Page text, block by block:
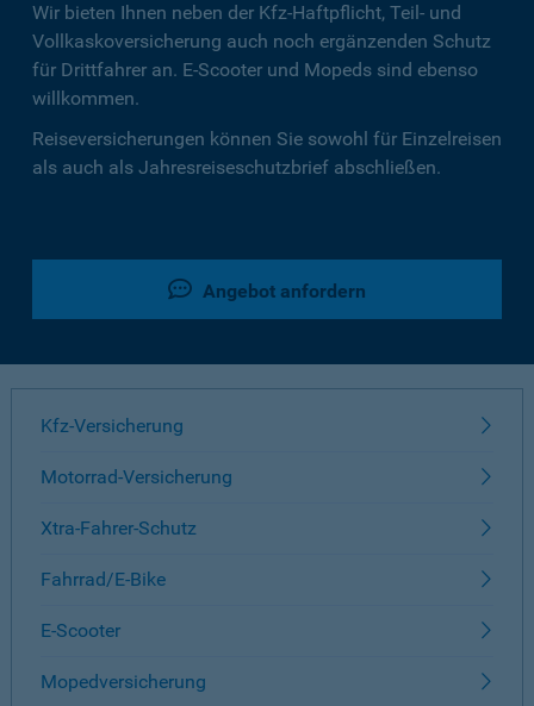
Wir bieten Ihnen neben der Kfz-Haftpflicht, Teil- und
Vollkaskoversicherung auch noch ergänzenden Schutz
für Drittfahrer an. E-Scooter und Mopeds sind ebenso
willkommen.
Reiseversicherungen können Sie sowohl für Einzelreisen
als auch als Jahresreiseschutzbrief abschließen.
Angebot anfordern
Kfz-Versicherung
Motorrad-Versicherung
Xtra-Fahrer-Schutz
Fahrrad/E-Bike
E-Scooter
Mopedversicherung